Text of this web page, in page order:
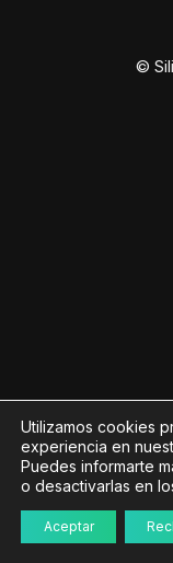
©
Utilizamos cookies
experiencia en
Puedes informarte
o desactivarlas en
Aceptar